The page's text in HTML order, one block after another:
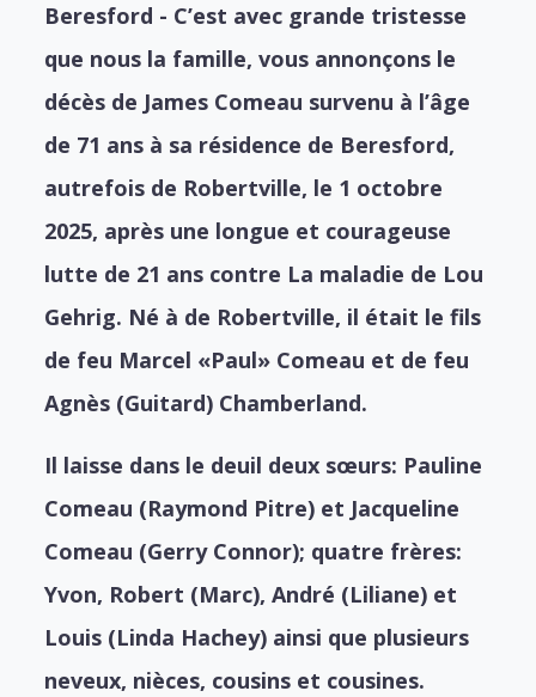
Beresford - C’est avec grande tristesse
que nous la famille, vous annonçons le
décès de James Comeau survenu à l’âge
de 71 ans à sa résidence de Beresford,
autrefois de Robertville, le 1 octobre
2025, après une longue et courageuse
lutte de 21 ans contre La maladie de Lou
Gehrig. Né à de Robertville, il était le fils
de feu Marcel «Paul» Comeau et de feu
Agnès (Guitard) Chamberland.
Il laisse dans le deuil deux sœurs: Pauline
Comeau (Raymond Pitre) et Jacqueline
Comeau (Gerry Connor); quatre frères:
Yvon, Robert (Marc), André (Liliane) et
Louis (Linda Hachey) ainsi que plusieurs
neveux, nièces, cousins et cousines.